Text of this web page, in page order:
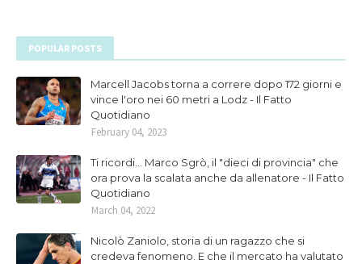
POPULAR POSTS
Marcell Jacobs torna a correre dopo 172 giorni e
vince l'oro nei 60 metri a Lodz - Il Fatto
Quotidiano
February 04, 2023
Ti ricordi... Marco Sgrò, il "dieci di provincia" che
ora prova la scalata anche da allenatore - Il Fatto
Quotidiano
March 04, 2022
Nicolò Zaniolo, storia di un ragazzo che si
credeva fenomeno. E che il mercato ha valutato